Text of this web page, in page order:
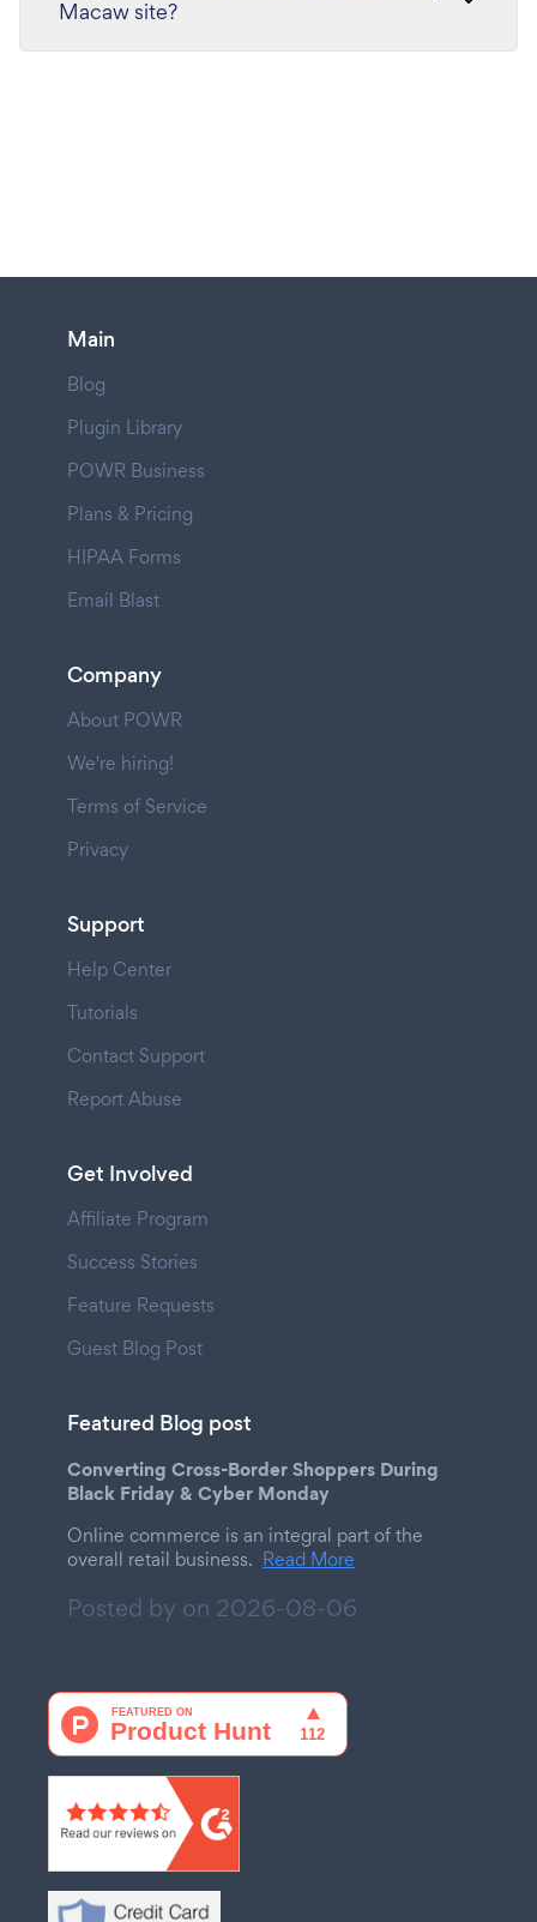
Macaw site?
Main
Blog
Plugin Library
POWR Business
Plans & Pricing
HIPAA Forms
Email Blast
Company
About POWR
We're hiring!
Terms of Service
Privacy
Support
Help Center
Tutorials
Contact Support
Report Abuse
Get Involved
Affiliate Program
Success Stories
Feature Requests
Guest Blog Post
Featured Blog post
Converting Cross-Border Shoppers During
Black Friday & Cyber Monday
Online commerce is an integral part of the
overall retail business. Read More
Posted by on 2026-08-06